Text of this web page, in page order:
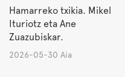
Hamarreko txikia. Mikel
Ituriotz eta Ane
Zuazubiskar.
2026-05-30 Aia